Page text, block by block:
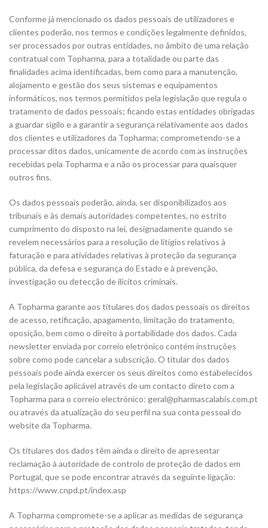
Conforme já mencionado os dados pessoais de utilizadores e
clientes poderão, nos termos e condições legalmente definidos,
ser processados por outras entidades, no âmbito de uma relação
contratual com Topharma, para a totalidade ou parte das
finalidades acima identificadas, bem como para a manutenção,
alojamento e gestão dos seus sistemas e equipamentos
informáticos, nos termos permitidos pela legislação que regula o
tratamento de dados pessoais; ficando estas entidades obrigadas
a guardar sigilo e a garantir a segurança relativamente aos dados
dos clientes e utilizadores da Topharma; comprometendo-se a
processar ditos dados, unicamente de acordo com as instruções
recebidas pela Topharma e a não os processar para quaisquer
outros fins.
Os dados pessoais poderão, ainda, ser disponibilizados aos
tribunais e às demais autoridades competentes, no estrito
cumprimento do disposto na lei, designadamente quando se
revelem necessários para a resolução de litígios relativos à
faturação e para atividades relativas à proteção da segurança
pública, da defesa e segurança do Estado e à prevenção,
investigação ou detecção de ilícitos criminais.
A Topharma garante aos titulares dos dados pessoais os direitos
de acesso, retificação, apagamento, limitação do tratamento,
oposição, bem como o direito à portabilidade dos dados. Cada
newsletter enviada por correio eletrónico contém instruções
sobre como pode cancelar a subscrição. O titular dos dados
pessoais pode ainda exercer os seus direitos como estabelecidos
pela legislação aplicável através de um contacto direto com a
Topharma para o correio electrónico: geral@pharmascalabis.com.pt
ou através da atualização do seu perfil na sua conta pessoal do
website da Topharma.
Os titulares dos dados têm ainda o direito de apresentar
reclamação à autoridade de controlo de proteção de dados em
Portugal, que se pode encontrar através da seguinte ligação:
https://www.cnpd.pt/index.asp
A Topharma compromete-se a aplicar as medidas de segurança